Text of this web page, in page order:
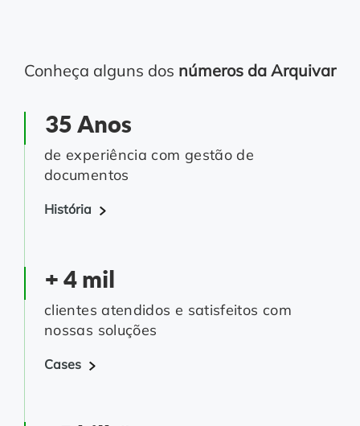
Conheça alguns dos números da Arquivar
35 Anos
de experiência com gestão de
documentos
História
+ 4 mil
clientes atendidos e satisfeitos com
nossas soluções
Cases